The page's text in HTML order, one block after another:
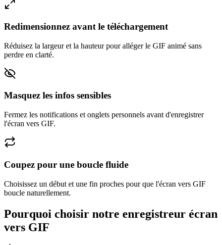
Redimensionnez avant le téléchargement
Réduisez la largeur et la hauteur pour alléger le GIF animé sans
perdre en clarté.
Masquez les infos sensibles
Fermez les notifications et onglets personnels avant d'enregistrer
l'écran vers GIF.
Coupez pour une boucle fluide
Choisissez un début et une fin proches pour que l'écran vers GIF
boucle naturellement.
Pourquoi choisir notre enregistreur écran
vers GIF